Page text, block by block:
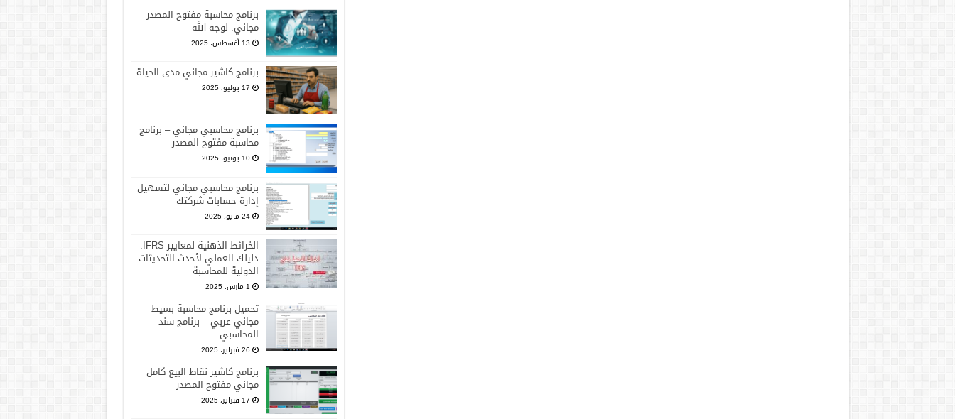
برنامج محاسبة مفتوح المصدر
مجاني: لوجه الله
13 أغسطس، 2025
برنامج كاشير مجاني مدى الحياة
17 يوليو، 2025
برنامج محاسبي مجاني – برنامج
محاسبة مفتوح المصدر
10 يونيو، 2025
برنامج محاسبي مجاني لتسهيل
إدارة حسابات شركتك
24 مايو، 2025
الخرائط الذهنية لمعايير IFRS:
دليلك العملي لأحدث التحديثات
الدولية للمحاسبة
1 مارس، 2025
تحميل برنامج محاسبة بسيط
مجاني عربي – برنامج سند
المحاسبي
26 فبراير، 2025
برنامج كاشير نقاط البيع كامل
مجاني مفتوح المصدر
17 فبراير، 2025